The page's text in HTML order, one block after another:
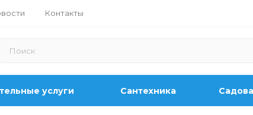
Контакты
услуги Сантехника